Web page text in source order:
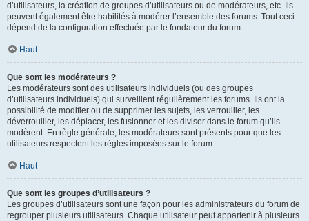
d’utilisateurs, la création de groupes d’utilisateurs ou de modérateurs, etc. Ils
peuvent également être habilités à modérer l’ensemble des forums. Tout ceci
dépend de la configuration effectuée par le fondateur du forum.
Haut
Que sont les modérateurs ?
Les modérateurs sont des utilisateurs individuels (ou des groupes
d’utilisateurs individuels) qui surveillent régulièrement les forums. Ils ont la
possibilité de modifier ou de supprimer les sujets, les verrouiller, les
déverrouiller, les déplacer, les fusionner et les diviser dans le forum qu’ils
modèrent. En règle générale, les modérateurs sont présents pour que les
utilisateurs respectent les règles imposées sur le forum.
Haut
Que sont les groupes d’utilisateurs ?
Les groupes d’utilisateurs sont une façon pour les administrateurs du forum de
regrouper plusieurs utilisateurs. Chaque utilisateur peut appartenir à plusieurs